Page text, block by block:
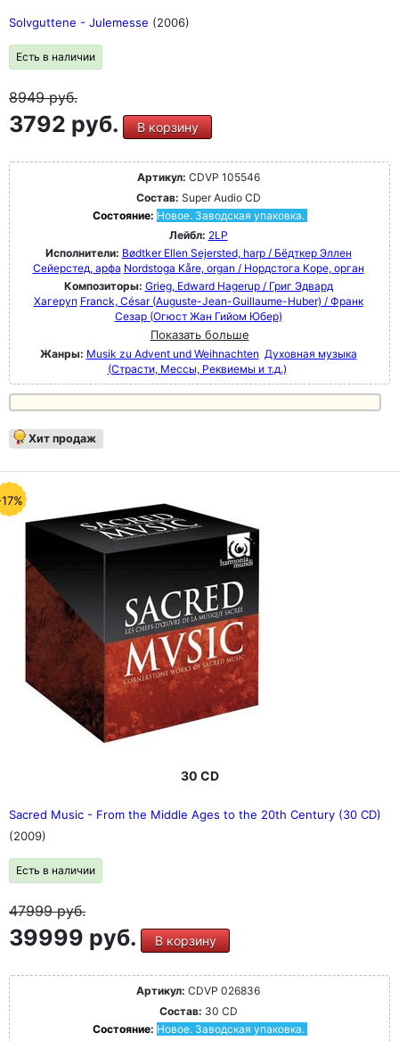
Solvguttene - Julemesse (2006)
Есть в наличии
8949руб.
3792 руб. В корзину
Артикул: CDVP 105546
Состав: Super Audio CD
Состояние: Новое. Заводская упаковка.
Лейбл: 2LP
Исполнители: Bødtker Ellen Sejersted, harp / Бёдткер Эллен
Сейерстед, арфа Nordstoga Kåre, organ / Нордстога Коре, орган
Композиторы: Grieg, Edward Hagerup / Григ Эдвард
Хагеруп Franck, César (Auguste-Jean-Guillaume-Huber) / Франк
Сезар (Огюст Жан Гийом Юбер)
Показать больше
Жанры: Musik zu Advent und Weihnachten Духовная музыка
(Страсти, Мессы, Реквиемы и т.д.)
Хит продаж
30 CD
Sacred Music - From the Middle Ages to the 20th Century (30 CD)
(2009)
Есть в наличии
47999руб.
39999 руб. В корзину
Артикул: CDVP 026836
Состав: 30 CD
Состояние: Новое. Заводская упаковка.